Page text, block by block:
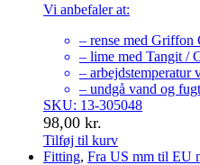
Vi anbefaler at:
– rense med Griffon
– lime med Tangit /
– arbejdstemperatur
– undgå vand og
SKU: 13-305048
98,00 kr.
Tilføj til kurv
Fitting, Fra US mm til EU